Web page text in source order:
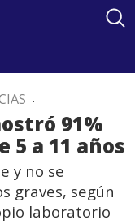
.
91%
5 a 11 años
y no se
graves, según
laboratorio